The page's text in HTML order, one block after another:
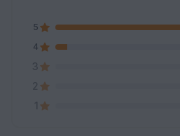
5
4
3
2
1